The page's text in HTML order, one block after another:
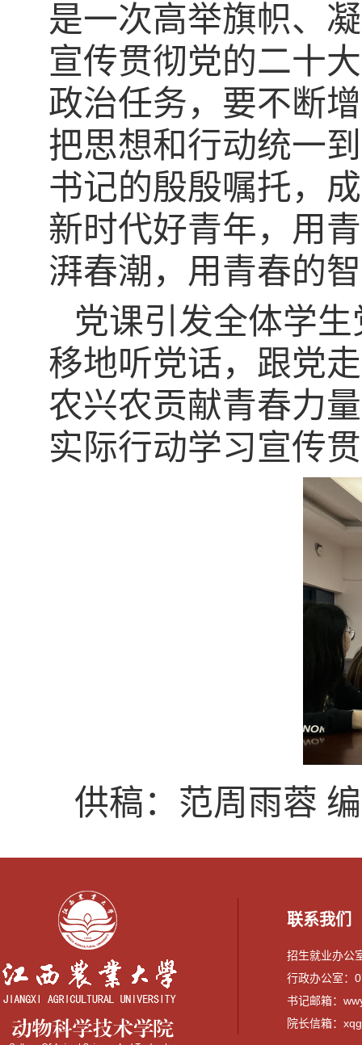
是一次高举旗帜、
宣传贯彻党的二十
政治任务，要不断
把思想和行动统一
书记的殷殷嘱托，
新时代好青年，用
湃春潮，用青春的
党课引发全体学
移地听党话，跟党
农兴农贡献青春力
实际行动学习宣传
供稿：范周雨蓉
联系我们
招生就业办公
行政办公室：
书记邮箱：
院长信箱：